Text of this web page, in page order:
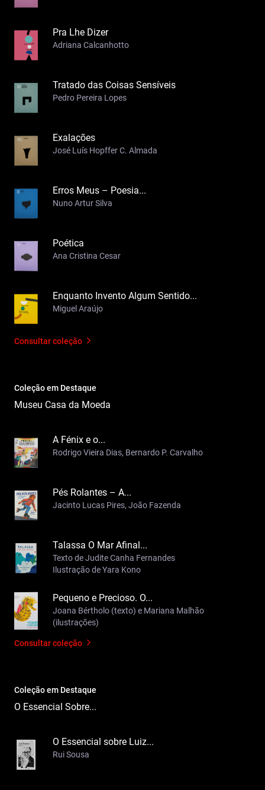
Pra Lhe Dizer
Adriana Calcanhotto
Tratado das Coisas Sensíveis
Pedro Pereira Lopes
Exalações
José Luís Hopffer C. Almada
Erros Meus – Poesia...
Nuno Artur Silva
Poética
Ana Cristina Cesar
Enquanto Invento Algum Sentido...
Miguel Araújo
Consultar coleção
Coleção em Destaque
Museu Casa da Moeda
A Fénix e o...
Rodrigo Vieira Dias, Bernardo P. Carvalho
Pés Rolantes – A...
Jacinto Lucas Pires, João Fazenda
Talassa O Mar Afinal...
Texto de Judite Canha Fernandes
Ilustração de Yara Kono
Pequeno e Precioso. O...
Joana Bértholo (texto) e Mariana Malhão
(ilustrações)
Consultar coleção
Coleção em Destaque
O Essencial Sobre...
O Essencial sobre Luiz...
Rui Sousa